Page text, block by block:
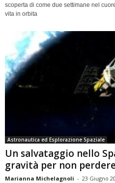
scoperta di come due settimane nel
vita in orbita
Astronautica ed Esplorazione Spaziale
Un salvataggio nello
gravità per non
Marianna Michelagnoli - 23 Giugno